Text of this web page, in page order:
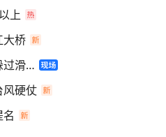
上
大桥
司机瞥见竹子晃动紧急停车躲过滑坡
风硬仗